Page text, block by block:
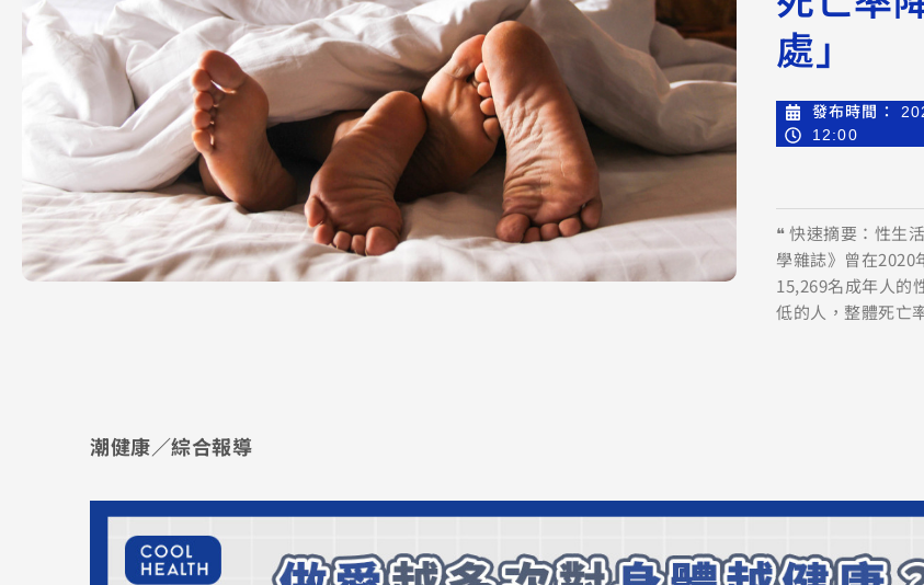
處」
發布時間：
12:00
❝ 快速摘要：性生
學雜誌》曾在2020
15,269名成年人的
低的人，整體死亡
潮健康／綜合報導